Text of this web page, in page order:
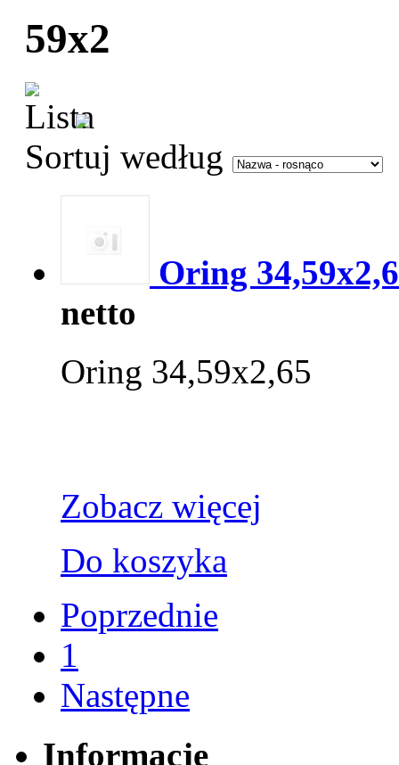
59x2
Sortuj według
Oring
netto
Oring 34,59x2,65
Zobacz więcej
Do koszyka
Poprzednie
1
Następne
Informacje